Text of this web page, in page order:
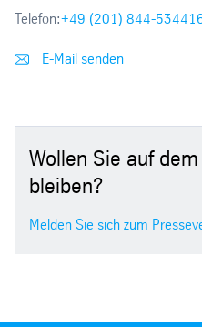
Telefon:+49 (201) 844-
E-Mail senden
Wollen Sie auf
bleiben?
Melden Sie sich zum